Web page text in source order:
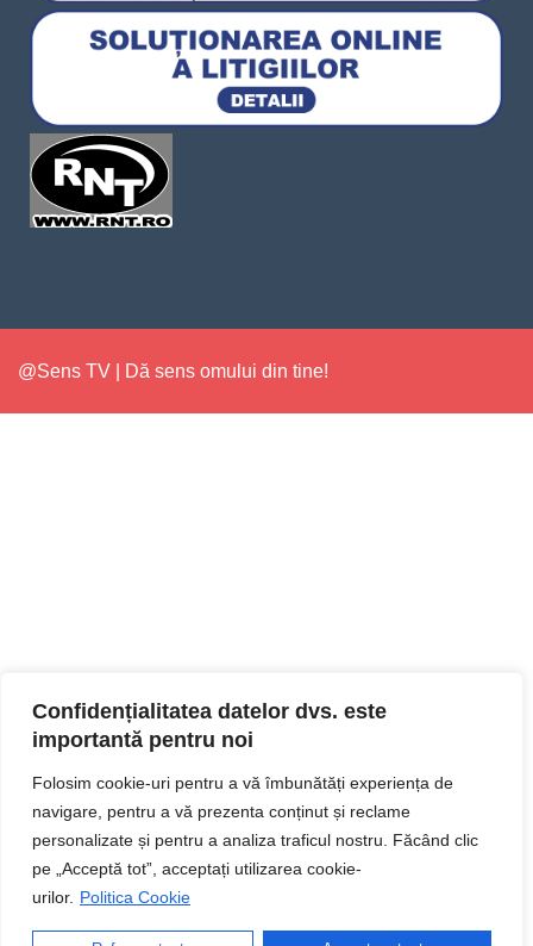
Confidențialitatea datelor dvs. este
importantă pentru noi
Folosim cookie-uri pentru a vă îmbunătăți experiența de
navigare, pentru a vă prezenta conținut și reclame
personalizate și pentru a analiza traficul nostru. Făcând clic
pe „Acceptă tot”, acceptați utilizarea cookie-
urilor. Politica Cookie
@Sens TV | Dă sens omului din tine!